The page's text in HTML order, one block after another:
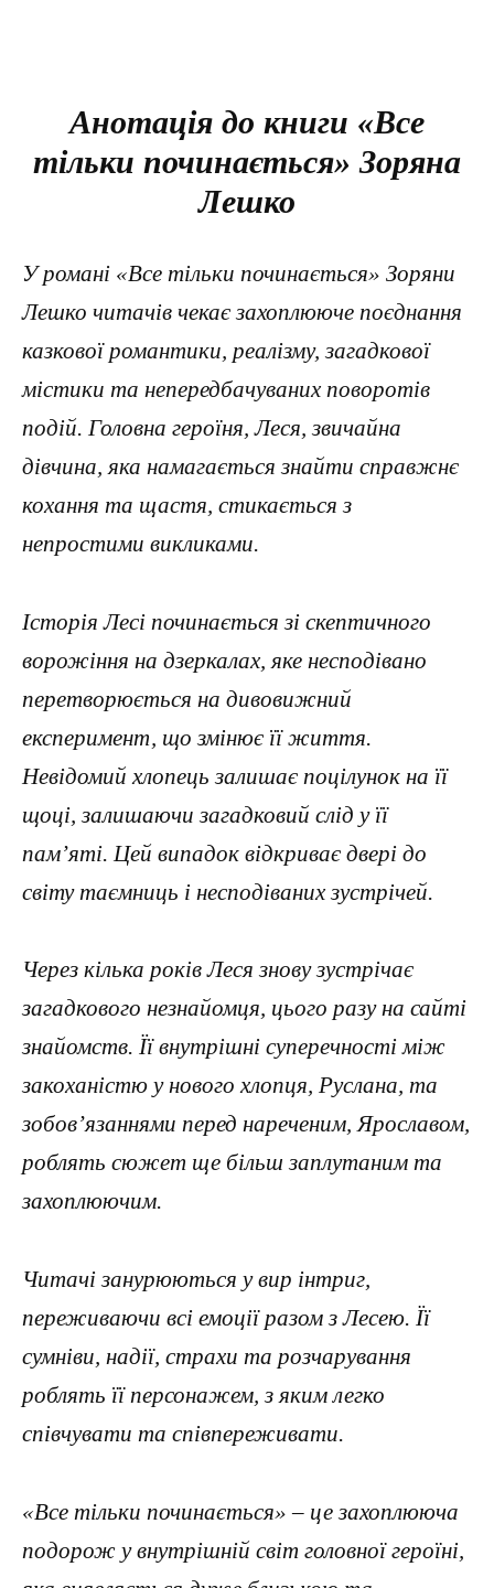
Анотація до книги «Все
тільки починається» Зоряна
Лешко
У романі «Все тільки починається» Зоряни
Лешко читачів чекає захоплююче поєднання
казкової романтики, реалізму, загадкової
містики та непередбачуваних поворотів
подій. Головна героїня, Леся, звичайна
дівчина, яка намагається знайти справжнє
кохання та щастя, стикається з
непростими викликами.
Історія Лесі починається зі скептичного
ворожіння на дзеркалах, яке несподівано
перетворюється на дивовижний
експеримент, що змінює її життя.
Невідомий хлопець залишає поцілунок на її
щоці, залишаючи загадковий слід у її
пам’яті. Цей випадок відкриває двері до
світу таємниць і несподіваних зустрічей.
Через кілька років Леся знову зустрічає
загадкового незнайомця, цього разу на сайті
знайомств. Її внутрішні суперечності між
закоханістю у нового хлопця, Руслана, та
зобов’язаннями перед нареченим, Ярославом,
роблять сюжет ще більш заплутаним та
захоплюючим.
Читачі занурюються у вир інтриг,
переживаючи всі емоції разом з Лесею. Її
сумніви, надії, страхи та розчарування
роблять її персонажем, з яким легко
співчувати та співпереживати.
«Все тільки починається» – це захоплююча
подорож у внутрішній світ головної героїні,